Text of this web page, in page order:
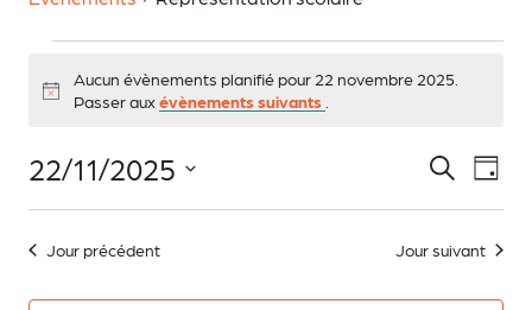
Évènements
for
22
Notice
Aucun évènements planifié pour 22 novembre 2025.
Passer auxévènements suivants
Recherche
Jour
22/11/2025
Sélectionnez
Jour précédent Jour suivant